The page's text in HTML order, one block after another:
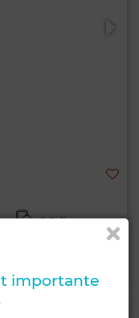
2 Sdb.
importante